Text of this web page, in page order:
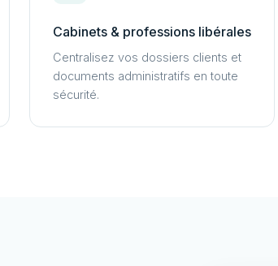
Cabinets & professions libérales
Centralisez vos dossiers clients et
documents administratifs en toute
sécurité.